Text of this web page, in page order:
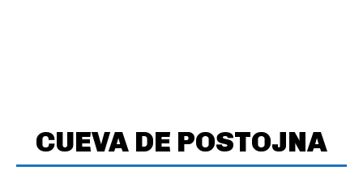
CUEVA DE POSTOJNA